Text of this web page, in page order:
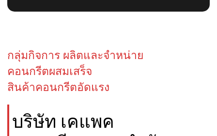
กลุ่มกิจการ ผลิตและจำหน่าย
คอนกรีตผสมเสร็จ
สินค้าคอนกรีตอัดแรง
บริษัท เคแพค